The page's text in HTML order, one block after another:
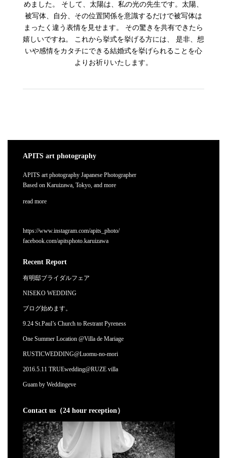
めました。 そして、太陽は、私の光の先生です。太陽、
被写体、自分、その位置関係を意識するだけで被写体は
まったく違う表情を見せます。 その驚きを共有できたら
嬉しいですね。 これから挙式を挙げる方には、 是非、想
いや感情をカタチにできる結婚式を挙げられることを心
よりお祈りいたします。
APITS art photography
APITS art photography Japanese Photographer
Based on Karuizawa, Tokyo, and more
read more
https://www.instagram.com/apits_photo/
facebook.com/apitsphoto.karuizawa
Recent Report
有明邸ブライダルフェア
NISEKO WEDDING
ブログ始めます。
9.24 St.Paul’s Church to Restrant Pyreness
One Summer Location @Villa de Mariage
RUSTICWEDDING@Luomu-no-mori
2016.5.11 TRUEwedding@RUZE villa
Guam by Weddingeve
Contact us（24 hour reception）